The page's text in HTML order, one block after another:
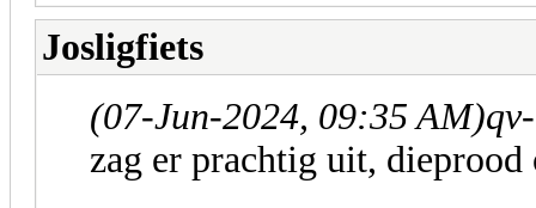
Josligfiets
(07-Jun-2024, 09:35 AM)
zag er prachtig uit,